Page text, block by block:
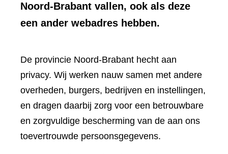
Noord-Brabant vallen, ook als deze
een ander webadres hebben.
De provincie Noord-Brabant hecht aan
privacy. Wij werken nauw samen met andere
overheden, burgers, bedrijven en instellingen,
en dragen daarbij zorg voor een betrouwbare
en zorgvuldige bescherming van de aan ons
toevertrouwde persoonsgegevens.